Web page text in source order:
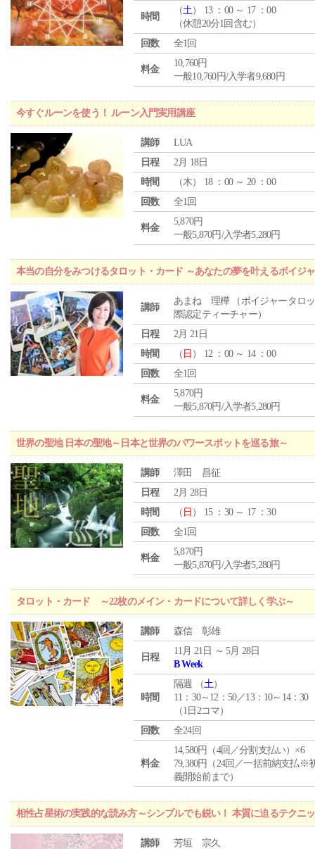
時間
（土） 13 ：00 ～ 17 ：00
（休憩20分1回含む）
回数
全1回
料金
10,760円
一般10,760円/入学者9,680円
今すぐルーンを使う！ ルーン入門実用講座
講師
LUA
日程
2月 18日
時間
（木） 18 ：00 ～ 20 ：00
回数
全1回
料金
5,870円
一般5,870円/入学者5,280円
本当の自分をみつけるタロット・カード ～あなたの夢を叶えるボイジ
講師
あまね 理樺 （ボイジャータロ
際認定ティーチャー）
日程
2月 21日
時間
（ 日 ） 12 ：00 ～ 14 ：00
回数
全1回
料金
5,870円
一般5,870円/入学者5,280円
世界の聖地 日本の聖地～日本と世界のパワースポットを巡る旅～
講師
澤田 昌征
日程
2月 28日
時間
（ 日 ） 15 ：30 ～ 17 ：30
回数
全1回
料金
5,870円
一般5,870円/入学者5,280円
タロット・カード ～22枚のメイン・カードについて詳しく学ぶ～
講師 森信 彰雄
日程
11月 21日 ～ 5月 28日
B Week
時間
隔週 （土）
11：30～12：50／13：10～14：30
（1日2コマ）
回数
全24回
料金
14,580円（4回／分割支払い）×6
79,380円（24回／一括前納支払※
義開始前まで）
相性占星術の実践的な読み方～シンプルでも鋭い！ 本質に迫るテクニ
講師
芳垣 宗久